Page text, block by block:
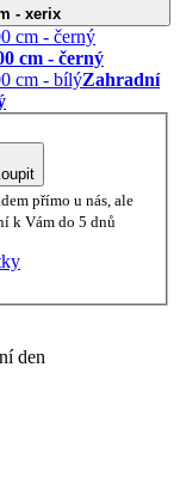
- xerix
cm - černý
Zahradní
přímo u nás, ale
k Vám do 5 dnů
den